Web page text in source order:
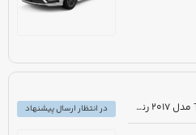
مزایده دولتی خودرو رنو تالیسمان TCE مدل 2017 رنگ مشکی متالیک
در انتظار ارسال پیشنهاد